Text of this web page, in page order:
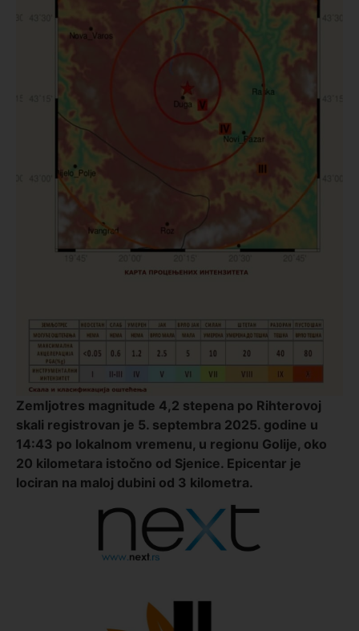
Zemljotres magnitude 4,2 stepena po Rihterovoj
skali registrovan je 5. septembra 2025. godine u
14:43 po lokalnom vremenu, u regionu Golije, oko
20 kilometara istočno od Sjenice. Epicentar je
lociran na maloj dubini od 3 kilometra.